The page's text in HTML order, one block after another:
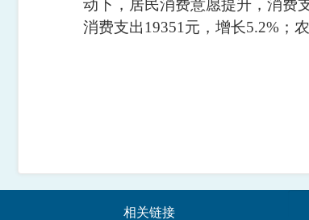
动下，居民消费意愿提升，消费
消费支出19351 元，增长5.2% ；
相关链接